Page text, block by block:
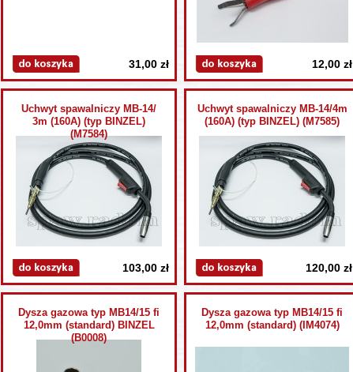
31,00 zł 12,00 zł
Uchwyt spawalniczy MB-14/
3m (160A) (typ BINZEL)
(M7584)
103,00 zł
Uchwyt spawalniczy MB-14/4m
(160A) (typ BINZEL) (M7585)
120,00 zł
Dysza gazowa typ MB14/15 fi
12,0mm (standard) BINZEL
(B0008)
Dysza gazowa typ MB14/15 fi
12,0mm (standard) (IM4074)